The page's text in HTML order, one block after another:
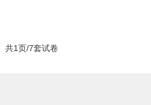
共1页/7套试卷